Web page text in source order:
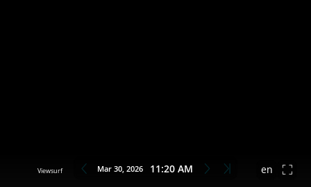
en
Mar 30, 2026 11:20 AM